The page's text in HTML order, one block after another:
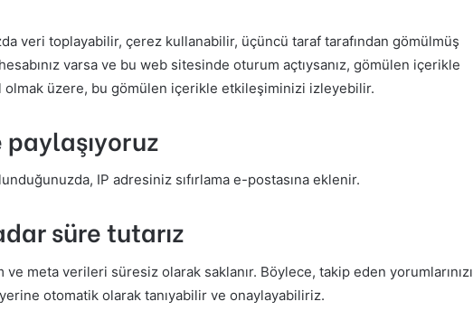
veri toplayabilir, çerez kullanabilir, üçüncü taraf tarafından gömülmüş
varsa ve bu web sitesinde oturum açtıysanız, gömülen içerikle
üzere, bu gömülen içerikle etkileşiminizi izleyebilir.
IP adresiniz sıfırlama e-postasına eklenir.
süre tutarız
ve meta verileri süresiz olarak saklanır. Böylece, takip eden yorumlarınızı
otomatik olarak tanıyabilir ve onaylayabiliriz.